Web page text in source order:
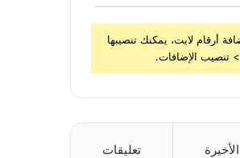
أرقام لايت، يمكنك تنصيبها
تنصيب الإضافات.
الأخيرة تعليقات